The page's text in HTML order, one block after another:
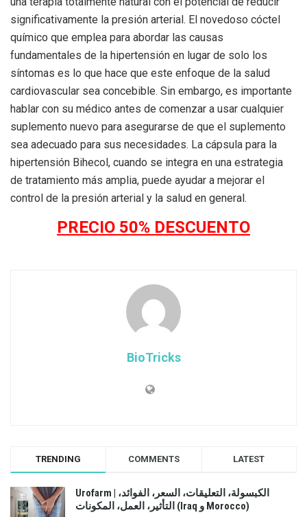
significativamente la presión arterial. El novedoso cóctel
químico que emplea para abordar las causas
fundamentales de la hipertensión en lugar de solo los
síntomas es lo que hace que este enfoque de la salud
cardiovascular sea concebible. Sin embargo, es importante
hablar con su médico antes de comenzar a usar cualquier
suplemento nuevo para asegurarse de que el suplemento
sea adecuado para sus necesidades. La cápsula para la
hipertensión Bihecol, cuando se integra en una estrategia
de tratamiento más amplia, puede ayudar a mejorar el
control de la presión arterial y la salud en general.
PRECIO 50% DESCUENTO
BioTricks
TRENDING COMMENTS LATEST
Urofarm | الكبسولة، التعليقات، السعر، الفوائد،
التأثير، العمل، المكونات (Iraq و Morocco)